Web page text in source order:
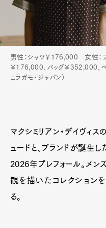
男性：シャツ￥176,000 女性：
￥176,000、バッグ￥352,000、
ェラガモ・ジャパン）
マクシミリアン・デイヴィ
ュードと、ブランドが誕生
2026年プレフォール。メン
観を描いたコレクションを
る。